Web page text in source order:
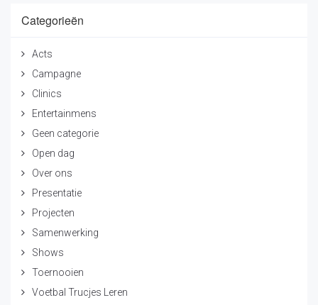
Categorieën
Acts
Campagne
Clinics
Entertainmens
Geen categorie
Open dag
Over ons
Presentatie
Projecten
Samenwerking
Shows
Toernooien
Voetbal Trucjes Leren